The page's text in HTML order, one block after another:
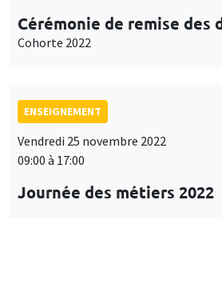
Cérémonie de remise des
Cohorte 2022
ENSEIGNEMENT
Vendredi 25 novembre 2022
09:00 à 17:00
Journée des métiers 2022